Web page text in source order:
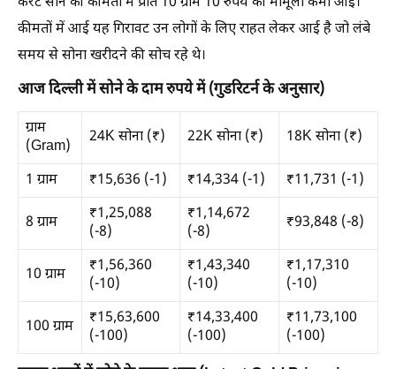
कीमतों में आई यह गिरावट उन लोगों के लिए राहत लेकर आई है जो लंबे
समय से सोना खरीदने की सोच रहे थे।
आज दिल्ली में सोने के दाम रुपये में (गुडरिटर्न के अनुसार)
ग्राम
(Gram)
24K सोना (₹) 22K सोना (₹) 18K सोना (₹)
1 ग्राम ₹15,636 (-1) ₹14,334 (-1) ₹11,731 (-1)
8 ग्राम
₹1,25,088
(-8)
₹1,14,672
(-8)
₹93,848 (-8)
10 ग्राम
₹1,56,360
(-10)
₹1,43,340
(-10)
₹1,17,310
(-10)
100 ग्राम
₹15,63,600
(-100)
₹14,33,400
(-100)
₹11,73,100
(-100)